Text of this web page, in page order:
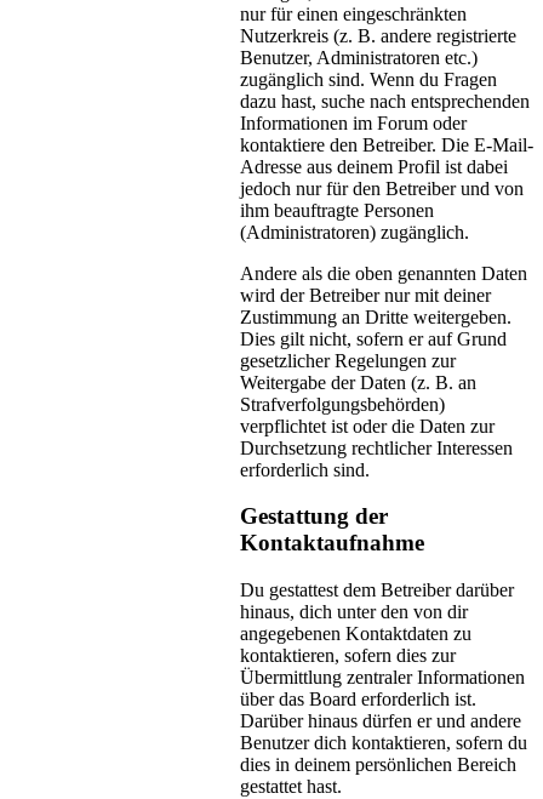
nur für einen eingeschränkten
Nutzerkreis (z. B. andere registrierte
Benutzer, Administratoren etc.)
zugänglich sind. Wenn du Fragen
dazu hast, suche nach entsprechenden
Informationen im Forum oder
kontaktiere den Betreiber. Die E-Mail-
Adresse aus deinem Profil ist dabei
jedoch nur für den Betreiber und von
ihm beauftragte Personen
(Administratoren) zugänglich.
Andere als die oben genannten Daten
wird der Betreiber nur mit deiner
Zustimmung an Dritte weitergeben.
Dies gilt nicht, sofern er auf Grund
gesetzlicher Regelungen zur
Weitergabe der Daten (z. B. an
Strafverfolgungsbehörden)
verpflichtet ist oder die Daten zur
Durchsetzung rechtlicher Interessen
erforderlich sind.
Gestattung der
Kontaktaufnahme
Du gestattest dem Betreiber darüber
hinaus, dich unter den von dir
angegebenen Kontaktdaten zu
kontaktieren, sofern dies zur
Übermittlung zentraler Informationen
über das Board erforderlich ist.
Darüber hinaus dürfen er und andere
Benutzer dich kontaktieren, sofern du
dies in deinem persönlichen Bereich
gestattet hast.